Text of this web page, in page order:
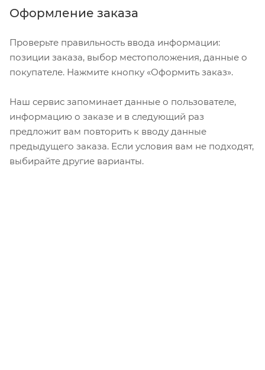
Оформление заказа
Проверьте правильность ввода информации:
позиции заказа, выбор местоположения, данные о
покупателе. Нажмите кнопку «Оформить заказ».
Наш сервис запоминает данные о пользователе,
информацию о заказе и в следующий раз
предложит вам повторить к вводу данные
предыдущего заказа. Если условия вам не подходят,
выбирайте другие варианты.